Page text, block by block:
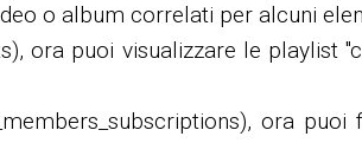
o album correlati per alcuni
ora puoi visualizzare le playlist
ora